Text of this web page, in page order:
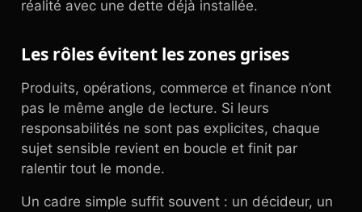
réalité avec une dette déjà installée.
Les rôles évitent les zones grises
Produits, opérations, commerce et finance n’ont
pas le même angle de lecture. Si leurs
responsabilités ne sont pas explicites, chaque
sujet sensible revient en boucle et finit par
ralentir tout le monde.
Un cadre simple suffit souvent : un décideur, un